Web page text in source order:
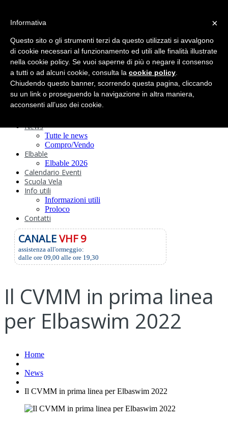
Circolo
Statuto e
Regolamenti
Storia
Ormeggi
Sede e Servizi
Attività
Safeguarding
News
Tutte le news
Compro/Vendo
Elbable
Elbable 2026
Calendario Eventi
Scuola Vela
Info utili
Informazioni utili
Proloco
Contatti
CANALEVHF 9
assistenza all'ormeggio:
dalle ore 09,00 alle ore 19,30
Il CVMM in prima linea
per Elbaswim 2022
Home
News
Il CVMM in prima linea per Elbaswim 2022
×
Informativa
Questo sito o gli strumenti terzi da questo utilizzati si avvalgono
di cookie necessari al funzionamento ed utili alle finalità illustrate
nella cookie policy. Se vuoi saperne di più o negare il consenso
a tutti o ad alcuni cookie, consulta la cookie policy
Chiudendo questo banner, scorrendo questa pagina, cliccando
su un link o proseguendo la navigazione in altra maniera,
acconsenti all’uso dei cookie.